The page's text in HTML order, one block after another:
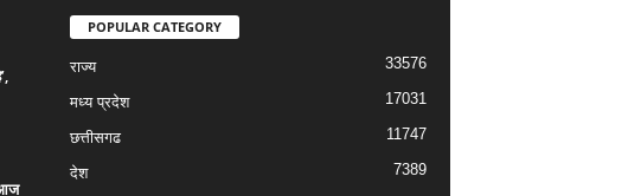
आज
POPULAR CATEGORY
राज्य 33576
मध्य प्रदेश 17031
छत्तीसगढ 11747
देश
7389